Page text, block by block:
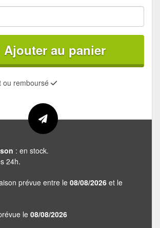
Ajouter au panier
ou remboursé
: en stock.
24h.
prévue entre le 08/08/2026 et le
le 08/08/2026